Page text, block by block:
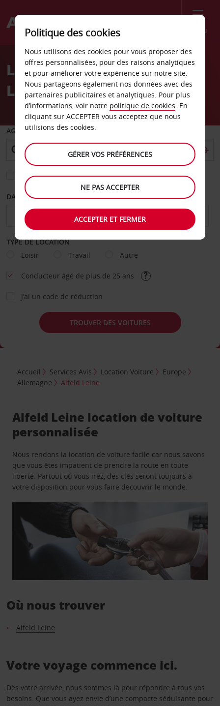
Menu
Welcome
AvisLocation de voiture Alfeld
Leine
AGENCE DE DÉPART
Sélectionnez une autre agence de retour
DATE DE DÉPART DATE DE RETOUR
TYPE DE LOCATION
Loisir
Travail Autre
Conducteur âgé de plus de 25 ans
J’ai un code de réduction
TROUVER DES VOITURES
Accueil Services Avis Location Voiture
Europe
Allemagne
Alfeld Leine
Alfeld Leine location de voiture
personnalisée
Nous rendons la location de voiture facile car nous savons
que vous êtes impatient de prendre la route en toute
liberté. Partout où vous irez, des clés seront toujours à
votre disposition pour vous faire découvrir le monde.
Où nous trouver
Alfeld Leine
Votre voyage commence ici.
Dès votre arrivée, nous sommes là pour répondre à tous vos
besoins. Que vous ayez envie d’une compacte séduisante pour
Politique des cookies
Nous utilisons des cookies pour vous proposer des
offres personnalisées, pour des raisons analytiques
et pour améliorer votre expérience sur notre site.
Nous partageons également nos données avec des
partenaires publicitaires et analytiques. Pour plus
d’informations, voir notre politique de cookies. En
cliquant sur ACCEPTER vous acceptez que nous
utilisions des cookies.
GÉRER VOS PRÉFÉRENCES
NE PAS ACCEPTER
ACCEPTER ET FERMER